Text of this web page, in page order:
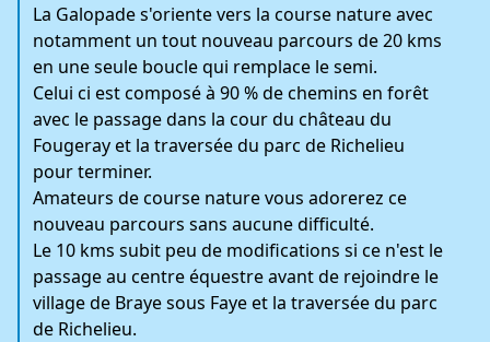
La Galopade s'oriente vers la course nature avec
notamment un tout nouveau parcours de 20 kms
en une seule boucle qui remplace le semi.
Celui ci est composé à 90 % de chemins en forêt
avec le passage dans la cour du château du
Fougeray et la traversée du parc de Richelieu
pour terminer.
Amateurs de course nature vous adorerez ce
nouveau parcours sans aucune difficulté.
Le 10 kms subit peu de modifications si ce n'est le
passage au centre équestre avant de rejoindre le
village de Braye sous Faye et la traversée du parc
de Richelieu.